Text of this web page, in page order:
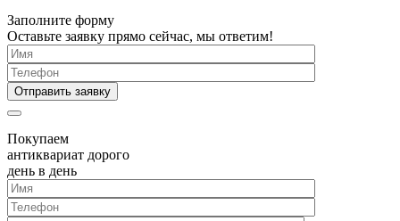
Заполните форму
Оставьте заявку прямо сейчас, мы ответим!
Покупаем
антиквариат дорого
день в день